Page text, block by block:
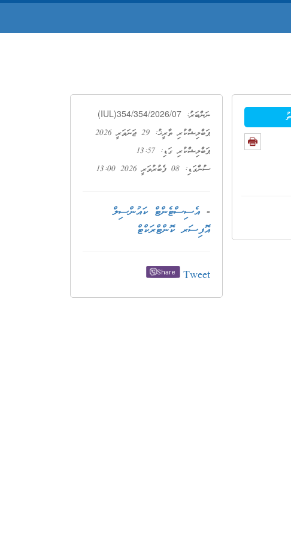
ނަންބަރު: (IUL)354/354/2026/07
ޕަބްލިޝްކުރި ތާރީޚު: 29 ޖަނަވަރީ 2026
ޕަބްލިޝްކުރި ގަޑި: 13:57
ސުންގަޑި: 08 ފެބުރުވަރީ 2026 13:00
- އެސިސްޓެންޓް ކައުންސިލް
އޮފިސަރ ކޮންޓްރަކްޓް
Tweet
Share